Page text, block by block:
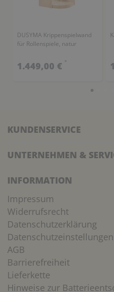
DUSYMA Krippenspielwand
für Rollenspiele, natur
1.449,00 € *
KUNDENSERVICE
UNTERNEHMEN &
INFORMATION
Impressum
Widerrufsrecht
Datenschutzerklärung
Datenschutzeinstellungen
AGB
Barrierefreiheit
Lieferkette
Hinweise zur